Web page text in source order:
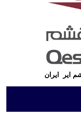
ایر ایران